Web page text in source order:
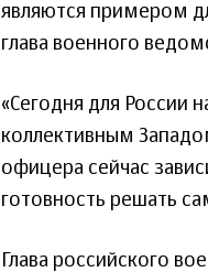
являются примером
глава военного
«Сегодня для России
коллективным
офицера сейчас
готовность решать
Глава российского